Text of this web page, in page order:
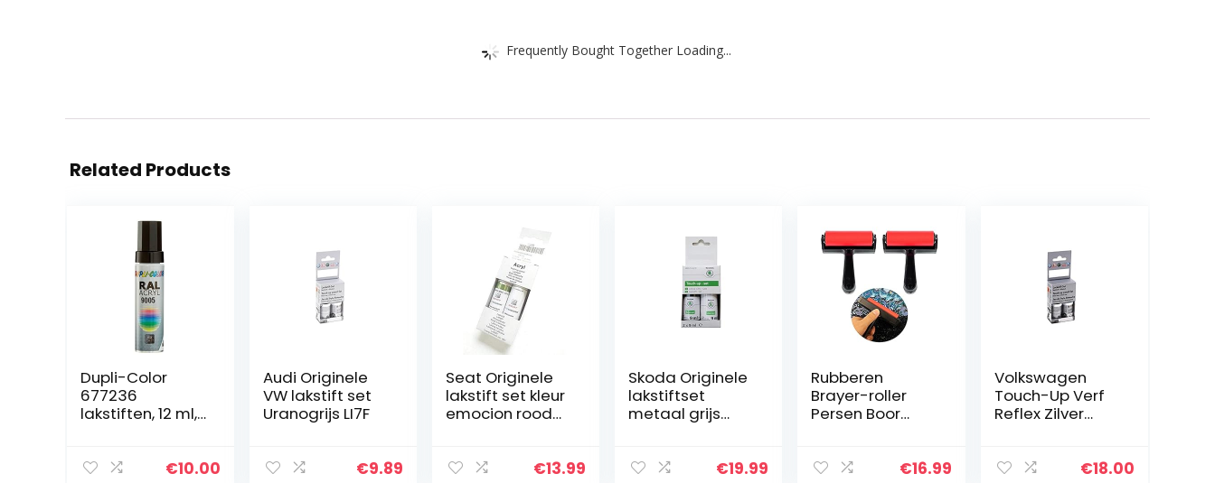
Frequently Bought Together Loading...
Related Products
Dupli-Color
677236
lakstiften, 12 ml,
€10.00
Audi Originele
VW lakstift set
Uranogrijs LI7F
€9.89
Seat Originele
lakstift set kleur
emocion rood
€13.99
Skoda Originele
lakstiftset
metaal grijs
€19.99
Rubberen
Brayer-roller
Persen Boor
Plastic Diamant
€16.99
Volkswagen
Touch-Up Verf
Reflex Zilver
€18.00